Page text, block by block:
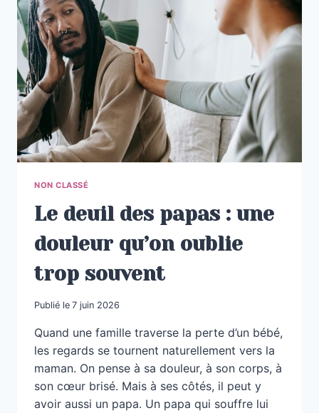
NON CLASSÉ
Le deuil des papas : une
douleur qu’on oublie
trop souvent
Publié le 7 juin 2026
Quand une famille traverse la perte d’un bébé,
les regards se tournent naturellement vers la
maman. On pense à sa douleur, à son corps, à
son cœur brisé. Mais à ses côtés, il peut y
avoir aussi un papa. Un papa qui souffre lui